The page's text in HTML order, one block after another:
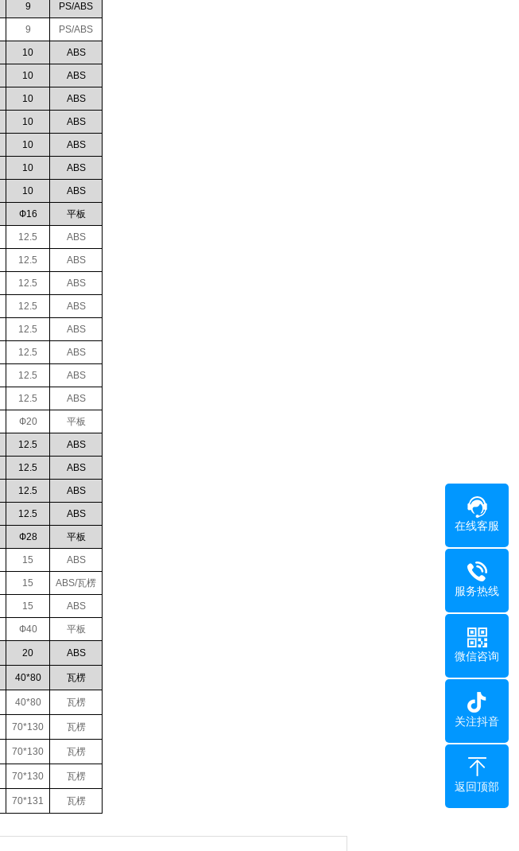
9 PS/ABS
9 PS/ABS
10 ABS
10 ABS
10 ABS
10 ABS
10 ABS
10 ABS
10 ABS
Ф16 平板
12.5 ABS
12.5 ABS
12.5 ABS
12.5 ABS
12.5 ABS
12.5 ABS
12.5 ABS
12.5 ABS
Ф20 平板
12.5 ABS
12.5 ABS
12.5 ABS
12.5 ABS
Ф28 平板
15 ABS
15 ABS/瓦楞
15 ABS
Ф40 平板
20 ABS
40*80 瓦楞
40*80 瓦楞
70*130 瓦楞
70*130 瓦楞
70*130 瓦楞
70*131 瓦楞
在线客服
服务热线
微信咨询
关注抖音
返回顶部